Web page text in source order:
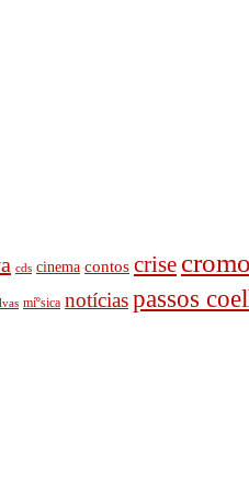
cds cinema contos crise
míºsica notí­ciaspassos